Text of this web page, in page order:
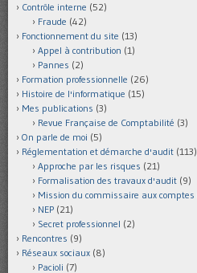
Contrôle interne (52)
Fraude (42)
Fonctionnement du site (13)
Appel à contribution (1)
Pannes (2)
Formation professionnelle (26)
Histoire de l'informatique (15)
Mes publications (3)
Revue Française de Comptabilité (3)
On parle de moi (5)
Réglementation et démarche d'audit (113)
Approche par les risques (21)
Formalisation des travaux d'audit (9)
Mission du commissaire aux comptes
NEP (21)
Secret professionnel (2)
Rencontres (9)
Réseaux sociaux (8)
Pacioli (7)